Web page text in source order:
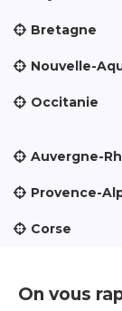
Bretagne
Nouvelle-
Occitanie
Auvergne-
Provence-
Corse
On vous